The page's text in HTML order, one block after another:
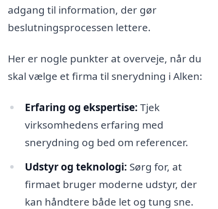
adgang til information, der gør
beslutningsprocessen lettere.
Her er nogle punkter at overveje, når du
skal vælge et firma til snerydning i Alken:
Erfaring og ekspertise: Tjek
virksomhedens erfaring med
snerydning og bed om referencer.
Udstyr og teknologi: Sørg for, at
firmaet bruger moderne udstyr, der
kan håndtere både let og tung sne.